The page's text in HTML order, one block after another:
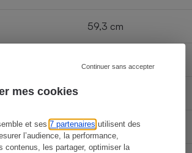
mes cookies
et ses7 partenaires utilisent des
l’audience, la performance,
contenus, les partager, optimiser la
Continuer sans accepter
59,3 cm
40 l